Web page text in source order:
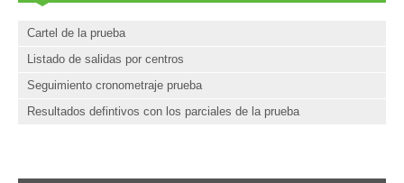
Cartel de la prueba
Listado de salidas por centros
Seguimiento cronometraje prueba
Resultados defintivos con los parciales de la prueba